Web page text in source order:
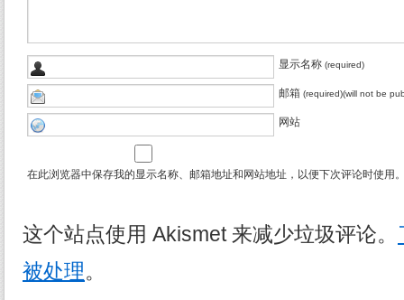
显示名称 (required)
邮箱 (required)(will not be
网站
在此浏览器中保存我的显示名称、邮箱地址和网站地址，以便下次评论时使用
这个站点使用 Akismet 来减少垃圾评论。
被处理。